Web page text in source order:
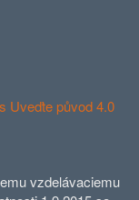
Uveďte původ 4.0
vzdelávaciemu